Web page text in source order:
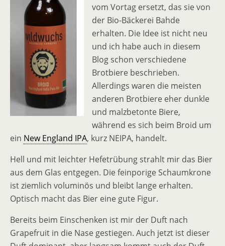
vom Vortag ersetzt, das sie von
der Bio-Bäckerei Bahde
erhalten. Die Idee ist nicht neu
und ich habe auch in diesem
Blog schon verschiedene
Brotbiere beschrieben.
Allerdings waren die meisten
anderen Brotbiere eher dunkle
und malzbetonte Biere,
während es sich beim Broid um
ein New England IPA, kurz NEIPA, handelt.
Hell und mit leichter Hefetrübung strahlt mir das Bier
aus dem Glas entgegen. Die feinporige Schaumkrone
ist ziemlich voluminös und bleibt lange erhalten.
Optisch macht das Bier eine gute Figur.
Bereits beim Einschenken ist mir der Duft nach
Grapefruit in die Nase gestiegen. Auch jetzt ist dieser